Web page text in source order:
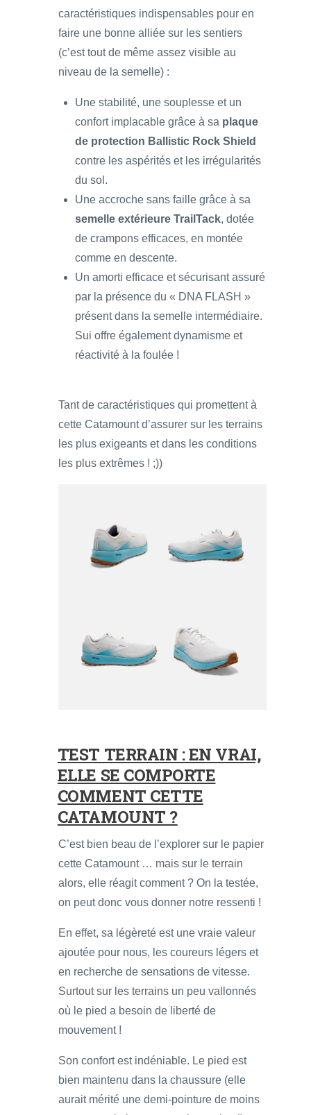
caractéristiques indispensables pour en
faire une bonne alliée sur les sentiers
(c’est tout de même assez visible au
niveau de la semelle) :
Une stabilité, une souplesse et un
confort implacable grâce à sa plaque
de protection Ballistic Rock Shield
contre les aspérités et les irrégularités
du sol.
Une accroche sans faille grâce à sa
semelle extérieure TrailTack, dotée
de crampons efficaces, en montée
comme en descente.
Un amorti efficace et sécurisant assuré
par la présence du « DNA FLASH »
présent dans la semelle intermédiaire.
Sui offre également dynamisme et
réactivité à la foulée !
Tant de caractéristiques qui promettent à
cette Catamount d’assurer sur les terrains
les plus exigeants et dans les conditions
les plus extrêmes ! ;))
TEST TERRAIN : EN VRAI,
ELLE SE COMPORTE
COMMENT CETTE
CATAMOUNT ?
C’est bien beau de l’explorer sur le papier
cette Catamount … mais sur le terrain
alors, elle réagit comment ? On la testée,
on peut donc vous donner notre ressenti !
En effet, sa légèreté est une vraie valeur
ajoutée pour nous, les coureurs légers et
en recherche de sensations de vitesse.
Surtout sur les terrains un peu vallonnés
où le pied a besoin de liberté de
mouvement !
Son confort est indéniable. Le pied est
bien maintenu dans la chaussure (elle
aurait mérité une demi-pointure de moins